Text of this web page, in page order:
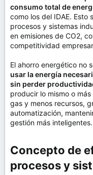
consumo total de
como los del IDAE. Esto
procesos y sistemas
en emisiones de CO2,
competitividad
El ahorro energético no
usar la energía
sin perder
producir lo mismo o
gas y menos recursos,
automatización,
gestión más inteligentes.
Concepto de
procesos y